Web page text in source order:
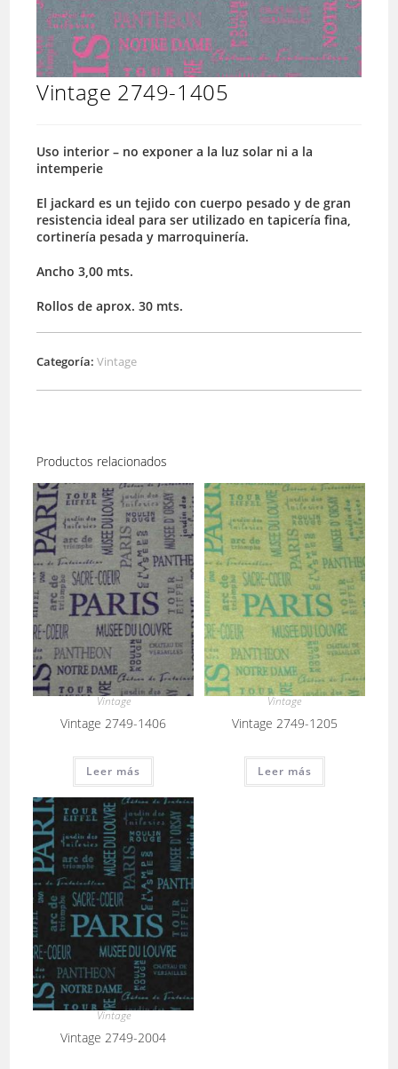
Vintage 2749-1405
Uso interior – no exponer a la luz solar ni a la
intemperie
El jackard es un tejido con cuerpo pesado y de gran
resistencia ideal para ser utilizado en tapicería fina,
cortinería pesada y marroquinería.
Ancho 3,00 mts.
Rollos de aprox. 30 mts.
Categoría:Vintage
Productos relacionados
Vintage
Vintage 2749-1406
Leer más
Vintage
Vintage 2749-1205
Leer más
Vintage
Vintage 2749-2004